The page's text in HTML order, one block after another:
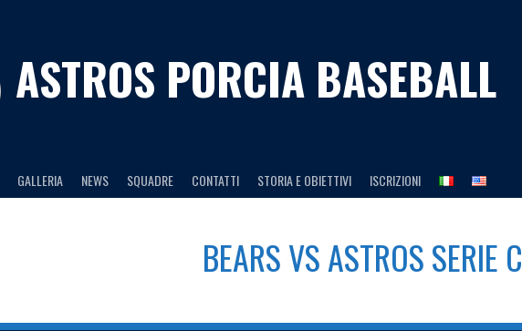
ASTROS PORCIA BASEBALL
GALLERIA NEWS SQUADRE CONTATTI STORIA E OBIETTIVI ISCRIZIONI
BEARSVSASTROS SERIE C